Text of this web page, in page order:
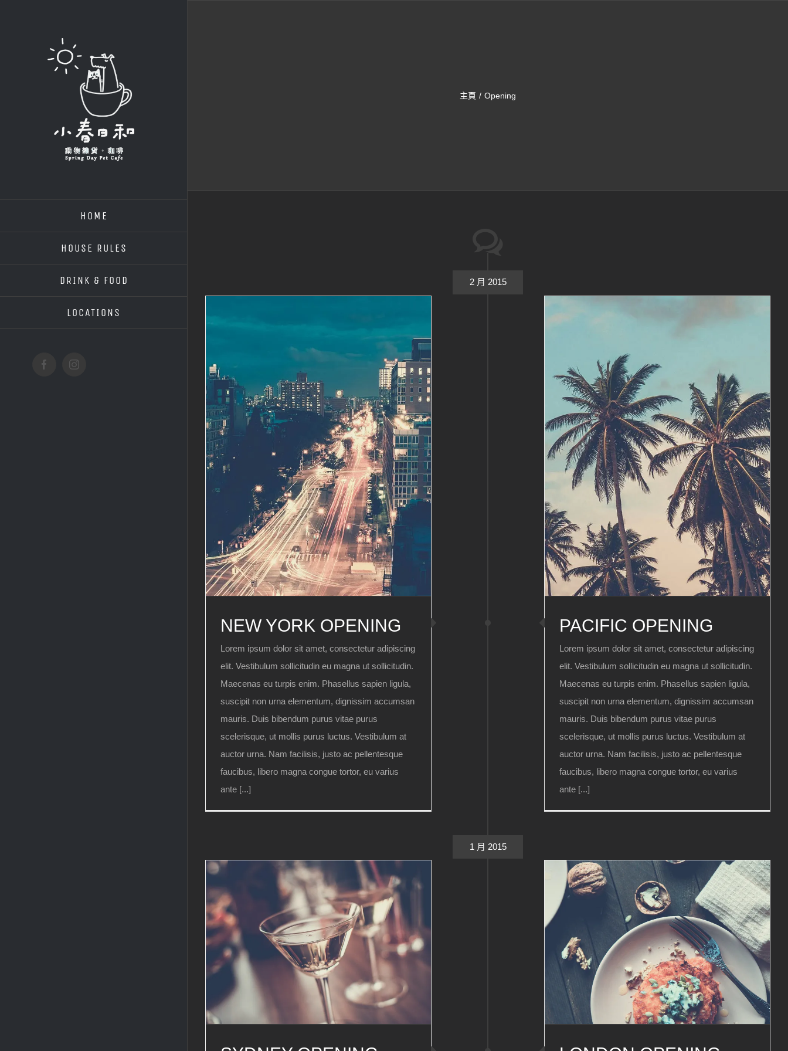
HOME
HOUSE RULES
DRINK & FOOD
LOCATIONS
FacebookInstagram
主頁 Opening
2 月 2015
NEW YORK OPENING
Lorem ipsum dolor sit amet, consectetur adipiscing
elit. Vestibulum sollicitudin eu magna ut sollicitudin.
Maecenas eu turpis enim. Phasellus sapien ligula,
suscipit non urna elementum, dignissim accumsan
mauris. Duis bibendum purus vitae purus
scelerisque, ut mollis purus luctus. Vestibulum at
auctor urna. Nam facilisis, justo ac pellentesque
faucibus, libero magna congue tortor, eu varius
ante [...]
PACIFIC OPENING
Lorem ipsum dolor sit amet, consectetur adipiscing
elit. Vestibulum sollicitudin eu magna ut sollicitudin.
Maecenas eu turpis enim. Phasellus sapien ligula,
suscipit non urna elementum, dignissim accumsan
mauris. Duis bibendum purus vitae purus
scelerisque, ut mollis purus luctus. Vestibulum at
auctor urna. Nam facilisis, justo ac pellentesque
faucibus, libero magna congue tortor, eu varius
ante [...]
1 月 2015